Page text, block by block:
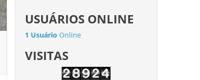
USUÁRIOS ONLINE
1 Usuário Online
VISITAS